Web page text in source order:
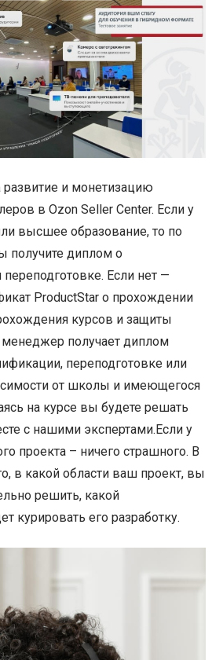
развитие и монетизацию
в Ozon Seller Center. Если у
высшее образование, то по
получите диплом о
Если нет —
ProductStar о прохождении
курсов и защиты
менеджер получает диплом
переподготовке или
от школы и имеющегося
на курсе вы будете решать
с нашими экспертами.Если у
проекта – ничего страшного. В
в какой области ваш проект, вы
решить, какой
курировать его разработку.